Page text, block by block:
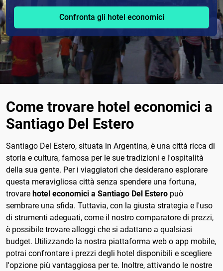
Confronta gli hotel economici
Come trovare hotel economici a
Santiago Del Estero
Santiago Del Estero, situata in Argentina, è una città ricca di
storia e cultura, famosa per le sue tradizioni e l'ospitalità
della sua gente. Per i viaggiatori che desiderano esplorare
questa meravigliosa città senza spendere una fortuna,
trovare hotel economici a Santiago Del Estero può
sembrare una sfida. Tuttavia, con la giusta strategia e l'uso
di strumenti adeguati, come il nostro comparatore di prezzi,
è possibile trovare alloggi che si adattano a qualsiasi
budget. Utilizzando la nostra piattaforma web o app mobile,
potrai confrontare i prezzi degli hotel disponibili e scegliere
l'opzione più vantaggiosa per te. Inoltre, attivando le nostre